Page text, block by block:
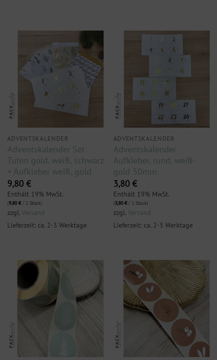
ADVENTSKALENDER
Adventskalender Set
Tüten gold, weiß, schwarz
+ Aufkleber weiß, gold
9,80 €
Enthält 19% MwSt.
(9,80€/ 1 Stück)
zzgl. Versand
Lieferzeit: ca. 2-3 Werktage
ADVENTSKALENDER
Adventskalender
Aufkleber, rund, weiß-
gold 50mm
3,80 €
Enthält 19% MwSt.
(3,80€/ 1 Stück)
zzgl. Versand
Lieferzeit: ca. 2-3 Werktage